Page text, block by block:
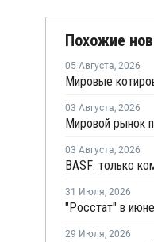
Похожие
05 Августа, 2026
03 Августа, 2026
03 Августа, 2026
31 Июля, 2026
29 Июля, 2026